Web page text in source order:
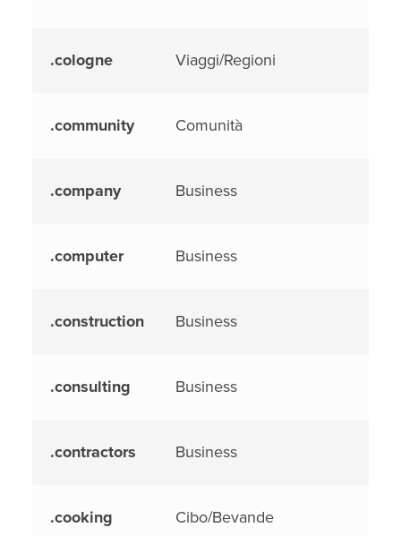
.cologne Viaggi/Regioni
.community Comunità
.company Business
.computer Business
.construction Business
.consulting Business
.contractors Business
.cooking Cibo/Bevande